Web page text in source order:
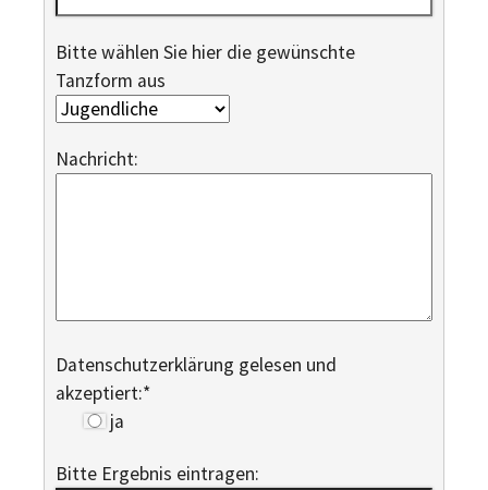
Bitte wählen Sie hier die gewünschte
Tanzform aus
Nachricht:
Datenschutzerklärung gelesen und
akzeptiert:*
ja
Bitte Ergebnis eintragen: